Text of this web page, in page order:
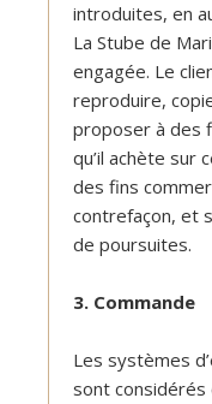
introduites, en
La Stube de
engagée. Le
reproduire,
proposer à des
qu’il achète sur
des fins
contrefaçon, et
de poursuites.
3. Commande
Les systèmes
sont considérés